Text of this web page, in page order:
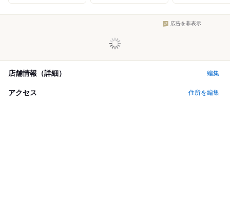
広告を非表示
店舗情報（詳細） 編集
アクセス 住所を編集